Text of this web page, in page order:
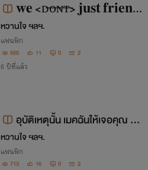
𝐰𝐞 <ᴅ̶ᴏ̶ɴ̶ᴛ̶> 𝐣𝐮𝐬𝐭 𝐟𝐫𝐢𝐞𝐧𝐝
✨🌷 - โยแคท
หวานใจ ฯลฯ.
แฟนฟิก
555 11 0 2
6 ปีที่แล้ว
อุบัติเหตุนั้น เมคฉันให้เจอคุณ —
TJ
หวานใจ ฯลฯ.
แฟนฟิก
713 16 0 2